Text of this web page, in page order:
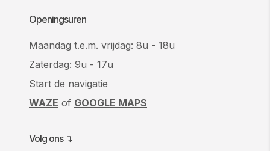
Openingsuren
Maandag t.e.m. vrijdag: 8u - 18u
Zaterdag: 9u - 17u
Start de navigatie
WAZE of GOOGLE MAPS
Volg ons ↴